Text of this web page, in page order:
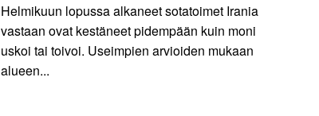
Helmikuun lopussa alkaneet sotatoimet Irania
vastaan ovat kestäneet pidempään kuin moni
uskoi tai toivoi. Useimpien arvioiden mukaan
alueen...